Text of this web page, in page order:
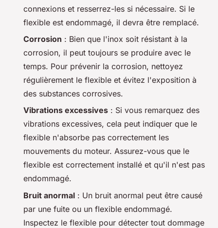
connexions et resserrez-les si nécessaire. Si le
flexible est endommagé, il devra être remplacé.
Corrosion : Bien que l'inox soit résistant à la
corrosion, il peut toujours se produire avec le
temps. Pour prévenir la corrosion, nettoyez
régulièrement le flexible et évitez l'exposition à
des substances corrosives.
Vibrations excessives : Si vous remarquez des
vibrations excessives, cela peut indiquer que le
flexible n'absorbe pas correctement les
mouvements du moteur. Assurez-vous que le
flexible est correctement installé et qu'il n'est pas
endommagé.
Bruit anormal : Un bruit anormal peut être causé
par une fuite ou un flexible endommagé.
Inspectez le flexible pour détecter tout dommage